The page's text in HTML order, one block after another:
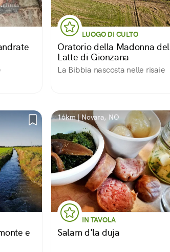
LUOGO DI CULTO
Oratorio della Madonna del
Latte di Gionzana
La Bibbia nascosta nelle risaie
e
16km | Novara, NO
IN TAVOLA
Salam d'la duja